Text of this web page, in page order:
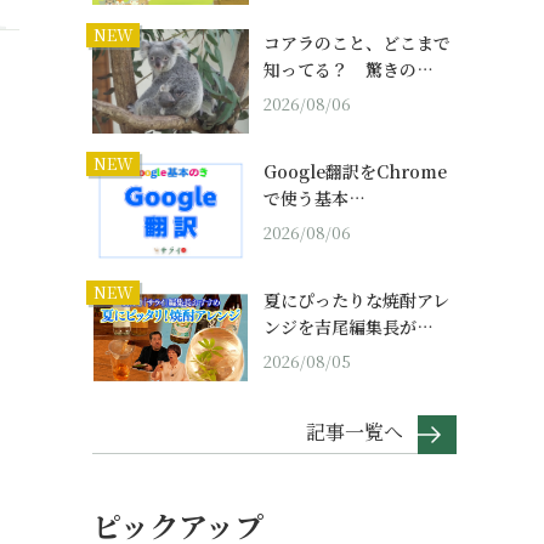
NEW
コアラのこと、どこまで
知ってる？ 驚きの…
2026/08/06
NEW
Google翻訳をChrome
で使う基本…
2026/08/06
NEW
夏にぴったりな焼酎アレ
ンジを吉尾編集長が…
2026/08/05
記事一覧へ
ピックアップ